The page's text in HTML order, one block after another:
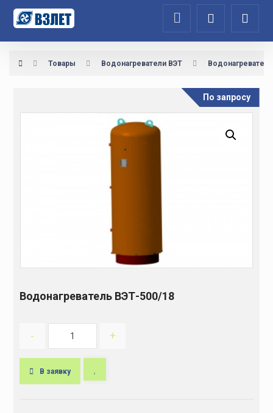
Товары Водонагреватели ВЭТ
Увеличить изображение
Водонагреватель ВЭТ-500/18
По запросу
- +
В заявку